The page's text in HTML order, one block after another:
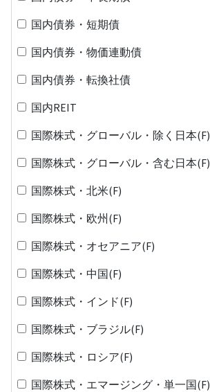
国内債券・短期債
国内債券・物価連動債
国内債券・転換社債
国内REIT
国際株式・グローバル・除く日本(F)
国際株式・グローバル・含む日本(F)
国際株式・北米(F)
国際株式・欧州(F)
国際株式・オセアニア(F)
国際株式・中国(F)
国際株式・インド(F)
国際株式・ブラジル(F)
国際株式・ロシア(F)
国際株式・エマージング・単一国(F)